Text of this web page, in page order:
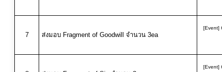
7 ส่งมอบ Fragment of Goodwill จำนวน 3ea
[Event]
[Event]